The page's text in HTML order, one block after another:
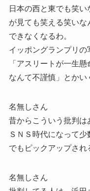
日本の西と東でも笑
が見ても笑える笑い
できなくなるわ。
イッポングランプリ
「アスリートが一生
なんて不謹慎」とかい
名無しさん
昔からこういう批判は
ＳＮＳ時代になって
でもピックアップさ
名無しさん